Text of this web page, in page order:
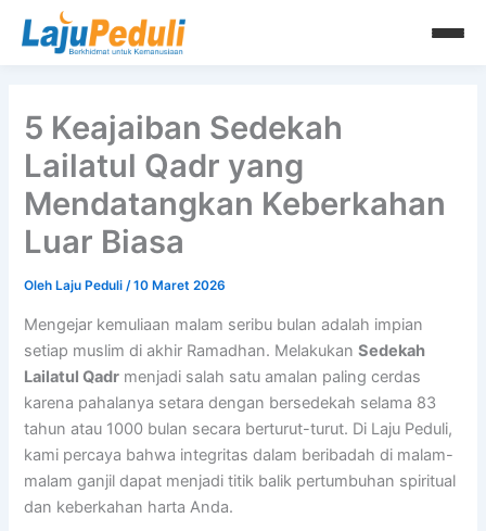
5 Keajaiban Sedekah
Lailatul Qadr yang
Mendatangkan Keberkahan
Luar Biasa
Oleh Laju Peduli/10 Maret 2026
Mengejar kemuliaan malam seribu bulan adalah impian
setiap muslim di akhir Ramadhan. MelakukanSedekah
Lailatul Qadr menjadi salah satu amalan paling cerdas
karena pahalanya setara dengan bersedekah selama 83
tahun atau 1000 bulan secara berturut-turut. Di Laju Peduli,
kami percaya bahwa integritas dalam beribadah di malam-
malam ganjil dapat menjadi titik balik pertumbuhan spiritual
dan keberkahan harta Anda.